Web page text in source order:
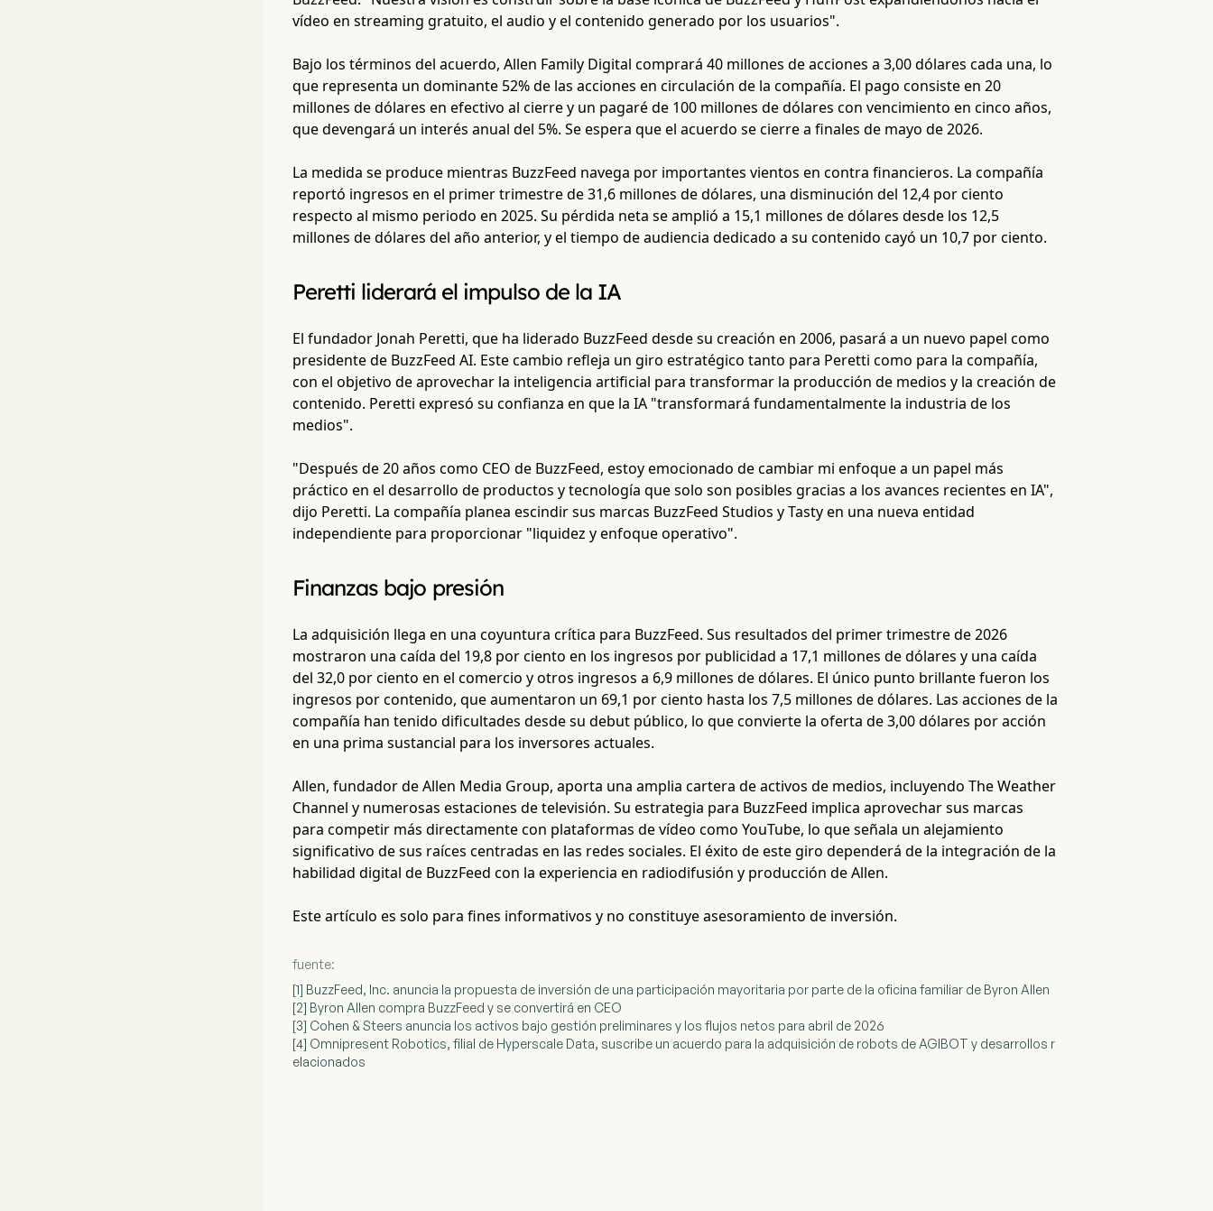
vídeo en streaming gratuito, el audio y el contenido generado por los usuarios".
Bajo los términos del acuerdo, Allen Family Digital comprará 40 millones de acciones a 3,00 dólares cada una, lo
que representa un dominante 52% de las acciones en circulación de la compañía. El pago consiste en 20
millones de dólares en efectivo al cierre y un pagaré de 100 millones de dólares con vencimiento en cinco años,
que devengará un interés anual del 5%. Se espera que el acuerdo se cierre a finales de mayo de 2026.
La medida se produce mientras BuzzFeed navega por importantes vientos en contra financieros. La compañía
reportó ingresos en el primer trimestre de 31,6 millones de dólares, una disminución del 12,4 por ciento
respecto al mismo periodo en 2025. Su pérdida neta se amplió a 15,1 millones de dólares desde los 12,5
millones de dólares del año anterior, y el tiempo de audiencia dedicado a su contenido cayó un 10,7 por ciento.
Peretti liderará el impulso de la IA
El fundador Jonah Peretti, que ha liderado BuzzFeed desde su creación en 2006, pasará a un nuevo papel como
presidente de BuzzFeed AI. Este cambio refleja un giro estratégico tanto para Peretti como para la compañía,
con el objetivo de aprovechar la inteligencia artificial para transformar la producción de medios y la creación de
contenido. Peretti expresó su confianza en que la IA "transformará fundamentalmente la industria de los
medios".
"Después de 20 años como CEO de BuzzFeed, estoy emocionado de cambiar mi enfoque a un papel más
práctico en el desarrollo de productos y tecnología que solo son posibles gracias a los avances recientes en IA",
dijo Peretti. La compañía planea escindir sus marcas BuzzFeed Studios y Tasty en una nueva entidad
independiente para proporcionar "liquidez y enfoque operativo".
Finanzas bajo presión
La adquisición llega en una coyuntura crítica para BuzzFeed. Sus resultados del primer trimestre de 2026
mostraron una caída del 19,8 por ciento en los ingresos por publicidad a 17,1 millones de dólares y una caída
del 32,0 por ciento en el comercio y otros ingresos a 6,9 millones de dólares. El único punto brillante fueron los
ingresos por contenido, que aumentaron un 69,1 por ciento hasta los 7,5 millones de dólares. Las acciones de la
compañía han tenido dificultades desde su debut público, lo que convierte la oferta de 3,00 dólares por acción
en una prima sustancial para los inversores actuales.
Allen, fundador de Allen Media Group, aporta una amplia cartera de activos de medios, incluyendo The Weather
Channel y numerosas estaciones de televisión. Su estrategia para BuzzFeed implica aprovechar sus marcas
para competir más directamente con plataformas de vídeo como YouTube, lo que señala un alejamiento
significativo de sus raíces centradas en las redes sociales. El éxito de este giro dependerá de la integración de la
habilidad digital de BuzzFeed con la experiencia en radiodifusión y producción de Allen.
Este artículo es solo para fines informativos y no constituye asesoramiento de inversión.
fuente:
[1] BuzzFeed, Inc. anuncia la propuesta de inversión de una participación mayoritaria por parte de la oficina familiar de Byron Allen
[2] Byron Allen compra BuzzFeed y se convertirá en CEO
[3] Cohen & Steers anuncia los activos bajo gestión preliminares y los flujos netos para abril de 2026
[4] Omnipresent Robotics, filial de Hyperscale Data, suscribe un acuerdo para la adquisición de robots de AGIBOT y desarrollos r
elacionados